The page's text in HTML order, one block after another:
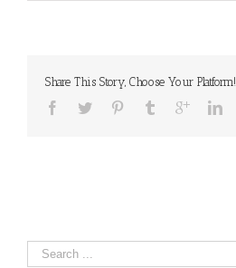
Share This Story, Choose Your Platform!